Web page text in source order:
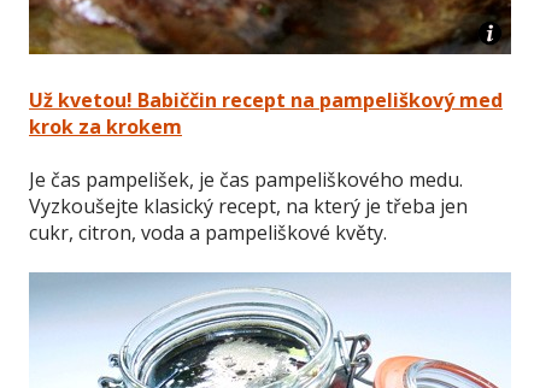
Už kvetou! Babiččin recept na pampeliškový med
krok za krokem
Je čas pampelišek, je čas pampeliškového medu.
Vyzkoušejte klasický recept, na který je třeba jen
cukr, citron, voda a pampeliškové květy.